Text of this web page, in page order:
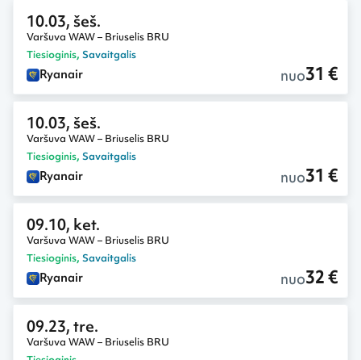
10.03, šeš.
Varšuva WAW – Briuselis BRU
Tiesioginis, Savaitgalis
Ryanair nuo31 €
10.03, šeš.
Varšuva WAW – Briuselis BRU
Tiesioginis, Savaitgalis
Ryanair nuo31 €
09.10, ket.
Varšuva WAW – Briuselis BRU
Tiesioginis, Savaitgalis
Ryanair nuo32 €
09.23, tre.
Varšuva WAW – Briuselis BRU